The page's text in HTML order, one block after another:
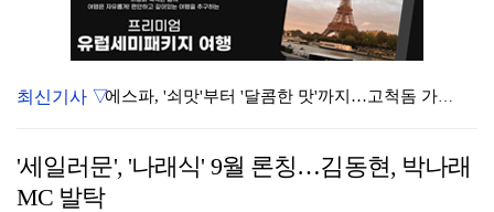
에스파, '쇠맛'부터 '달콤한 맛'까지…고척돔 가득 채…
블랙핑크, 10주년 행사 논란에 사과 "커뮤니케이션 문…
최신기사 ▽
'세일러문', '나래식' 9월 론칭…김동현, 박나래
MC 발탁